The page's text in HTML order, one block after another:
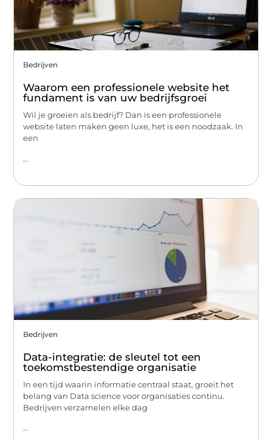
Bedrijven
Waarom een professionele website het
fundament is van uw bedrijfsgroei
Wil je groeien als bedrijf? Dan is een professionele
website laten maken geen luxe, het is een noodzaak. In
een
...
Bedrijven
Data-integratie: de sleutel tot een
toekomstbestendige organisatie
In een tijd waarin informatie centraal staat, groeit het
belang van Data science voor organisaties continu.
Bedrijven verzamelen elke dag
...